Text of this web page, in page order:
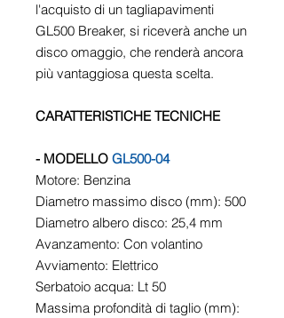
l'acquisto di un tagliapavimenti
GL500 Breaker, si riceverà anche un
disco omaggio, che renderà ancora
più vantaggiosa questa scelta.
CARATTERISTICHE TECNICHE
- MODELLO GL500-04
Motore: Benzina
Diametro massimo disco (mm): 500
Diametro albero disco: 25,4 mm
Avanzamento: Con volantino
Avviamento: Elettrico
Serbatoio acqua: Lt 50
Massima profondità di taglio (mm):